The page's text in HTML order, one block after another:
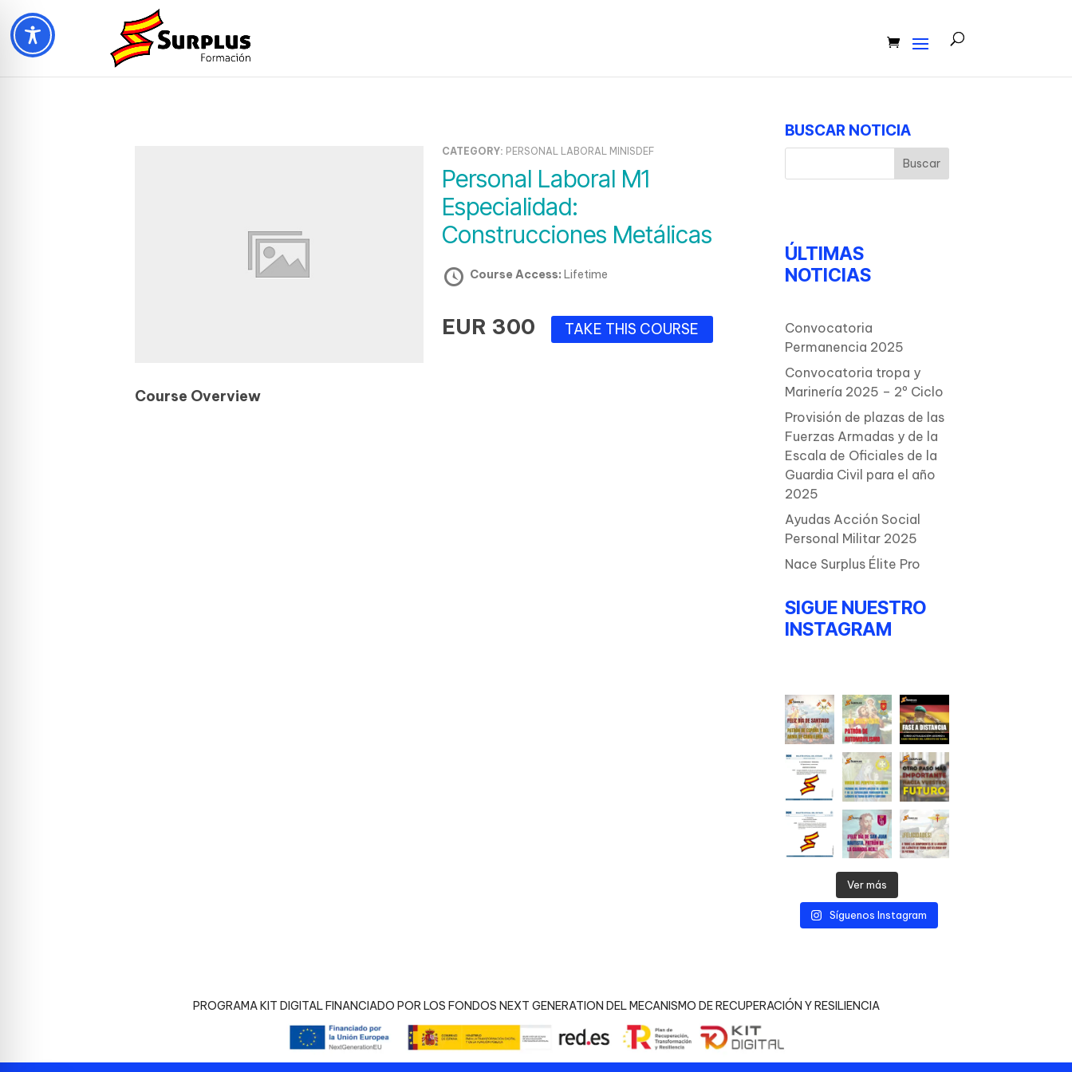
CATEGORY: PERSONAL LABORAL MINISDEF
Personal Laboral M1
Especialidad:
Construcciones Metálicas
Course Access: Lifetime
EUR 300 TAKE THIS COURSE
Course Overview
BUSCAR NOTICIA
ÚLTIMAS
NOTICIAS
Convocatoria
Permanencia 2025
Convocatoria tropa y
Marinería 2025 – 2º Ciclo
Provisión de plazas de las
Fuerzas Armadas y de la
Escala de Oficiales de la
Guardia Civil para el año
2025
Ayudas Acción Social
Personal Militar 2025
Nace Surplus Élite Pro
SIGUE NUESTRO
INSTAGRAM
Ver más
Síguenos Instagram
PROGRAMA KIT DIGITAL FINANCIADO POR LOS FONDOS NEXT GENERATION DEL MECANISMO DE RECUPERACIÓN Y RESILIENCIA